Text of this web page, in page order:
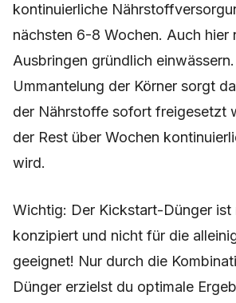
kontinuierliche
nächsten 6-8 Wochen. Auch hier
Ausbringen gründlich
Ummantelung der Körner sorgt
der Nährstoffe sofort freigesetzt
der Rest über Wochen
wird.
Wichtig: Der Kickstart-Dünger ist
konzipiert und nicht für die
geeignet! Nur durch die
Dünger erzielst du optimale